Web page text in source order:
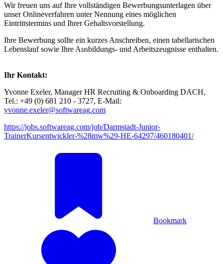
Wir freuen uns auf Ihre vollständigen Bewerbungsunterlagen über
unser Onlineverfahren unter Nennung eines möglichen
Eintrittstermins und Ihrer Gehaltsvorstellung.
Ihre Bewerbung sollte ein kurzes Anschreiben, einen tabellarischen
Lebenslauf sowie Ihre Ausbildungs- und Arbeitszeugnisse enthalten.
Ihr Kontakt:
Yvonne Exeler, Manager HR Recruiting & Onboarding DACH,
Tel.: +49 (0) 681 210 - 3727, E-Mail:
yvonne.exeler@softwareag.com
https://jobs.softwareag.com/job/Darmstadt-Junior-
TrainerKursentwickler-%28mw%29-HE-64297/460180401/
Bookmark